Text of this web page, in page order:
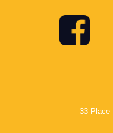
33 Place